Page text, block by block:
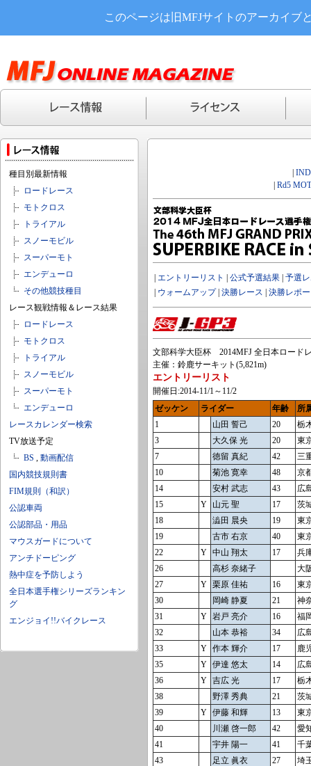
このページは旧MFJサイトのアーカイブ
種目別最新情報
ロードレース
モトクロス
トライアル
スノーモビル
スーパーモト
エンデューロ
その他競技種目
レース観戦情報＆レース結果
ロードレース
モトクロス
トライアル
スノーモビル
スーパーモト
エンデューロ
レースカレンダー検索
TV放送予定
BS , 動画配信
国内競技規則書
FIM規則（和訳）
公認車両
公認部品・用品
マウスガードについて
アンチドーピング
熱中症を予防しよう
全日本選手権シリーズランキン
グ
エンジョイ!!バイクレース
Rd5
エントリーリスト 公式予選結果 予選
ウォームアップ| 決勝レース 決勝レポ
文部科学大臣杯 2014MFJ 全日本ロード
主催：鈴鹿サーキット(5,821m)
エントリーリスト
開催日:2014-11/1～11/2
ゼッケン
ライダー 年齢
所
1
山田 誓己 20
栃
3
大久保 光 20
東
7
徳留 真紀 42
三
10
菊池 寛幸 48
京
14
安村 武志 43
広
15
Y 山元 聖 17
茨
18
澁田 晨央 19
東
19
古市 右京 40
東
22
Y 中山 翔太 17
兵
26
高杉 奈緒子
大
27
Y 栗原 佳祐 16
東
30
岡崎 静夏 21
神
31
Y 岩戸 亮介 16
福
32
山本 恭裕 34
広
33
Y 作本 輝介 17
鹿
35
Y 伊達 悠太 14
広
36
Y 吉広 光 17
栃
38
野澤 秀典 21
茨
39
Y 伊藤 和輝 13
東
40
川瀬 啓一郎 42
愛
41
宇井 陽一 41
千
43
足立 眞衣 27
埼